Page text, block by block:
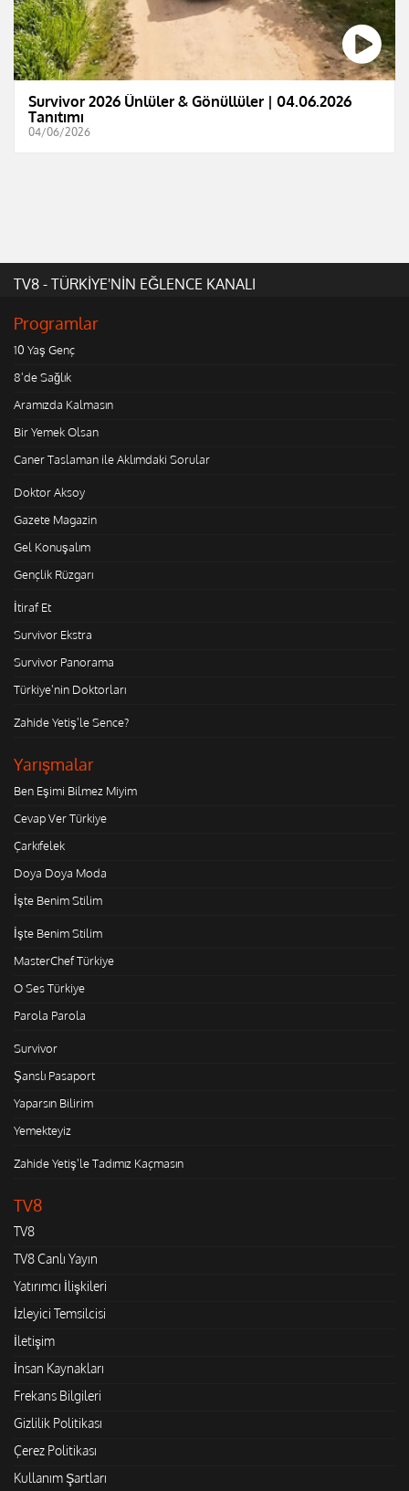
Survivor 2026 Ünlüler & Gönüllüler | 04.06.2026
Tanıtımı
04/06/2026
TV8 - TÜRKİYE'NİN EĞLENCE KANALI
Programlar
10 Yaş Genç
8'de Sağlık
Aramızda Kalmasın
Bir Yemek Olsan
Caner Taslaman ile Aklımdaki Sorular
Doktor Aksoy
Gazete Magazin
Gel Konuşalım
Gençlik Rüzgarı
İtiraf Et
Survivor Ekstra
Survivor Panorama
Türkiye'nin Doktorları
Zahide Yetiş'le Sence?
Yarışmalar
Ben Eşimi Bilmez Miyim
Cevap Ver Türkiye
Çarkıfelek
Doya Doya Moda
İşte Benim Stilim
İşte Benim Stilim
MasterChef Türkiye
O Ses Türkiye
Parola Parola
Survivor
Şanslı Pasaport
Yaparsın Bilirim
Yemekteyiz
Zahide Yetiş'le Tadımız Kaçmasın
TV8
TV8
TV8 Canlı Yayın
Yatırımcı İlişkileri
İzleyici Temsilcisi
İletişim
İnsan Kaynakları
Frekans Bilgileri
Gizlilik Politikası
Çerez Politikası
Kullanım Şartları